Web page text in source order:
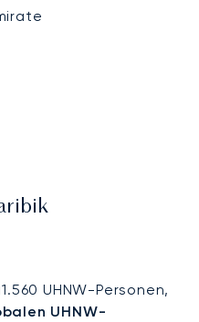
UHNW-Personen,
UHNW-